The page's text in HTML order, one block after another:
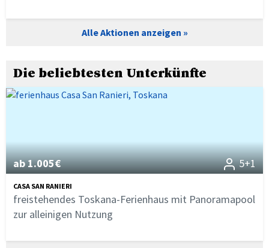
Alle Aktionen anzeigen
Die beliebtesten Unterkünfte
ab 1.005€ 5+1
CASA SAN RANIERI
freistehendes Toskana-Ferienhaus mit Panoramapool
zur alleinigen Nutzung